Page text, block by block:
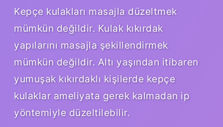
Kepçe kulakları masajla düzeltmek
mümkün değildir. Kulak kıkırdak
yapılarını masajla şekillendirmek
mümkün değildir. Altı yaşından itibaren
yumuşak kıkırdaklı kişilerde kepçe
kulaklar ameliyata gerek kalmadan ip
yöntemiyle düzeltilebilir.